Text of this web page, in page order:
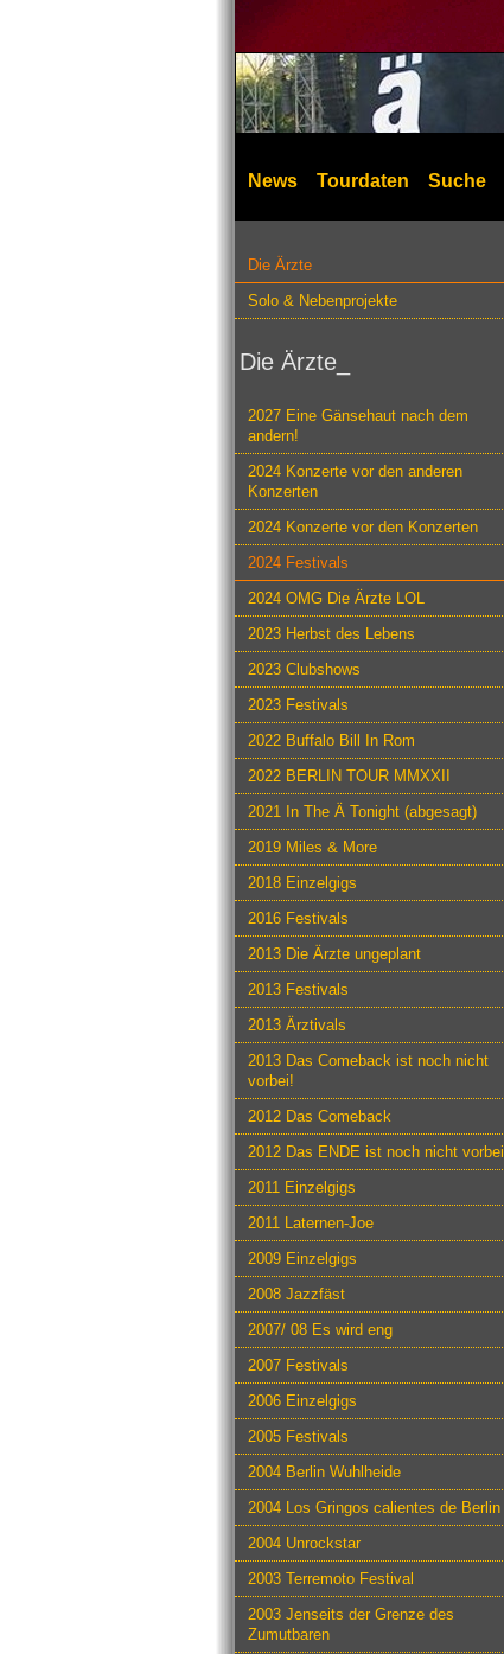
News Tourdaten Suche
Die Ärzte
Solo & Nebenprojekte
Die Ärzte_
2027 Eine Gänsehaut nach dem
andern!
2024 Konzerte vor den anderen
Konzerten
2024 Konzerte vor den Konzerten
2024 Festivals
2024 OMG Die Ärzte LOL
2023 Herbst des Lebens
2023 Clubshows
2023 Festivals
2022 Buffalo Bill In Rom
2022 BERLIN TOUR MMXXII
2021 In The Ä Tonight (abgesagt)
2019 Miles & More
2018 Einzelgigs
2016 Festivals
2013 Die Ärzte ungeplant
2013 Festivals
2013 Ärztivals
2013 Das Comeback ist noch nicht
vorbei!
2012 Das Comeback
2012 Das ENDE ist noch nicht vorbei
2011 Einzelgigs
2011 Laternen-Joe
2009 Einzelgigs
2008 Jazzfäst
2007/ 08 Es wird eng
2007 Festivals
2006 Einzelgigs
2005 Festivals
2004 Berlin Wuhlheide
2004 Los Gringos calientes de Berlin
2004 Unrockstar
2003 Terremoto Festival
2003 Jenseits der Grenze des
Zumutbaren